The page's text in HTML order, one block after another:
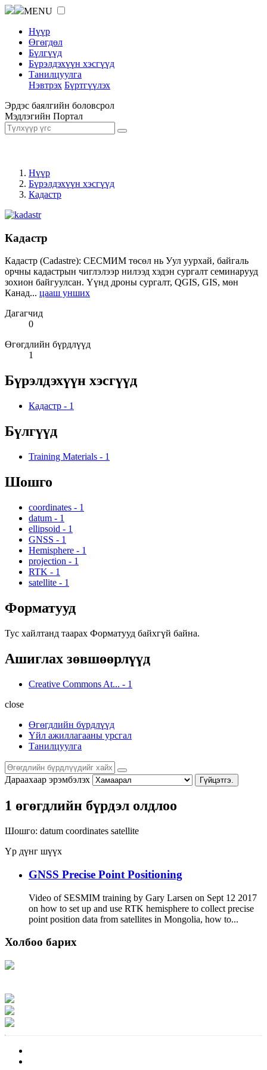
MENU
Нүүр
Өгөгдөл
Бүлгүүд
Бүрэлдэхүүн хэсгүүд
Танилцуулга
Нэвтрэх Бүртгүүлэх
Эрдэс баялгийн боловсрол
Мэдлэгийн Портал
Нүүр
Бүрэлдэхүүн хэсгүүд
Кадастр
Кадастр
Кадастр (Cadastre): СЕСМИМ төсөл нь Уул уурхай, байгаль
орчны кадастрын чиглэлээр нилээд хэдэн сургалт семинарууд
зохион байгуулсан. Үүнд дроны сургалт, QGIS, GIS, мөн
Канад... цааш унших
Дагагчид
0
Өгөгдлийн бүрдлүүд
1
Бүрэлдэхүүн хэсгүүд
Кадастр - 1
Бүлгүүд
Training Materials - 1
Шошго
coordinates - 1
datum - 1
ellipsoid - 1
GNSS - 1
Hemisphere - 1
projection - 1
RTK - 1
satellite - 1
Форматууд
Тус хайлтанд таарах Форматууд байхгүй байна.
Ашиглах зөвшөөрлүүд
Creative Commons At... - 1
close
Өгөгдлийн бүрдлүүд
Үйл ажиллагааны урсгал
Танилцуулга
Дараахаар эрэмбэлэх Гүйцэтгэ.
1 өгөгдлийн бүрдэл олдлоо
Шошго: datum coordinates satellite
Үр дүнг шүүх
GNSS Precise Point Positioning
Video of SESMIM training by Gary Larsen on Sept 12 2017
on how to set up and use RTK hemisphere to collect precise
point position data from satellites in Mongolia, how to...
Холбоо барих